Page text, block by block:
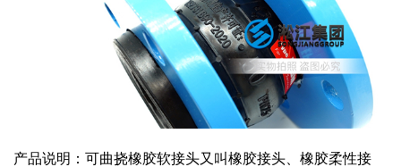
产品说明：可曲挠橡胶软接头又叫橡胶接头、橡胶柔性接